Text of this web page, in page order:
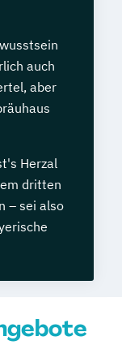
auch
aber
Herzal
dritten
– sei also